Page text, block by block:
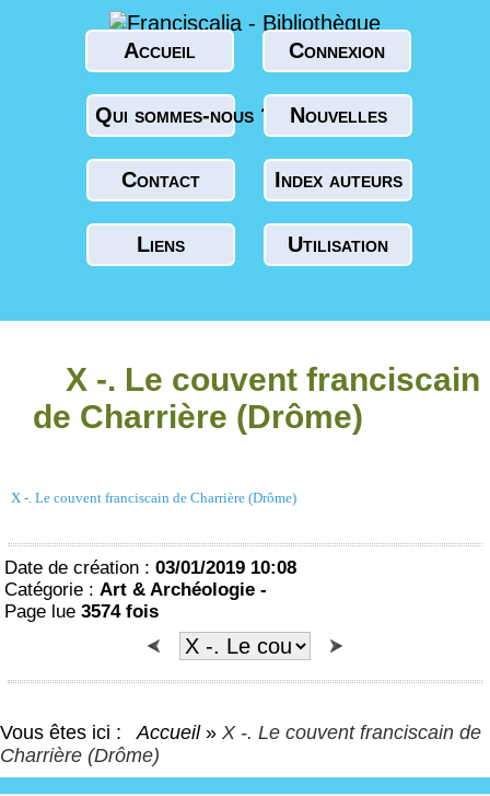
Accueil Connexion
Qui sommes-nous ? Nouvelles
Contact Index auteurs
Liens Utilisation
X -. Le couvent franciscain
de Charrière (Drôme)
X -. Le couvent franciscain de Charrière (Drôme)
Date de création : 03/01/2019 10:08
Catégorie : Art & Archéologie -
Page lue 3574 fois
Vous êtes ici : Accueil » X -. Le couvent franciscain de
Charrière (Drôme)